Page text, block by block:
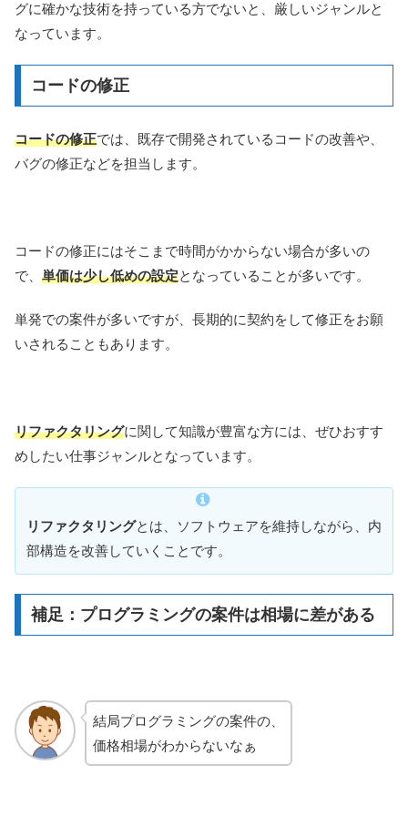
グに確かな技術を持っている方でないと、厳しいジャンルと
なっています。
コードの修正
コードの修正では、既存で開発されているコードの改善や、
バグの修正などを担当します。
コードの修正にはそこまで時間がかからない場合が多いの
で、 単価は少し低めの設定となっていることが多いです。
単発での案件が多いですが、長期的に契約をして修正をお願
いされることもあります。
リファクタリングに関して知識が豊富な方には、ぜひおすす
めしたい仕事ジャンルとなっています。
リファクタリングとは、ソフトウェアを維持しながら、内
部構造を改善していくことです。
補足：プログラミングの案件は相場に差がある
結局プログラミングの案件の、
価格相場がわからないなぁ